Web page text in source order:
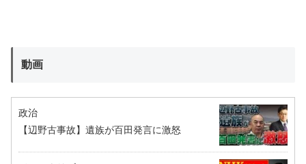
動画
政治
【辺野古事故】遺族が百田発言に激怒